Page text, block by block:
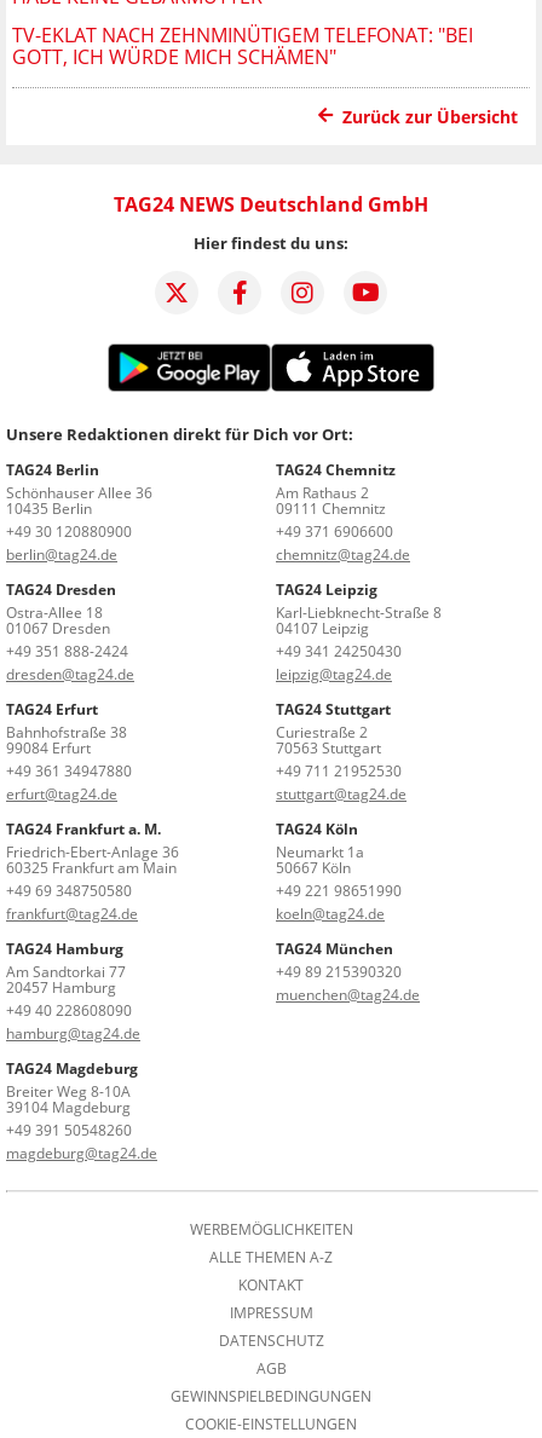
TV-EKLAT NACH ZEHNMINÜTIGEM TELEFONAT: "BEI
GOTT, ICH WÜRDE MICH SCHÄMEN"
Zurück zur Übersicht
TAG24 NEWS Deutschland GmbH
Hier findest du uns:
Unsere Redaktionen direkt für Dich vor Ort:
TAG24 Berlin
Schönhauser Allee 36
10435 Berlin
+49 30 120880900
berlin@tag24.de
TAG24 Chemnitz
Am Rathaus 2
09111 Chemnitz
+49 371 6906600
chemnitz@tag24.de
TAG24 Dresden
Ostra-Allee 18
01067 Dresden
+49 351 888-2424
dresden@tag24.de
TAG24 Leipzig
Karl-Liebknecht-Straße 8
04107 Leipzig
+49 341 24250430
leipzig@tag24.de
TAG24 Erfurt
Bahnhofstraße 38
99084 Erfurt
+49 361 34947880
erfurt@tag24.de
TAG24 Stuttgart
Curiestraße 2
70563 Stuttgart
+49 711 21952530
stuttgart@tag24.de
TAG24 Frankfurt a. M.
Friedrich-Ebert-Anlage 36
60325 Frankfurt am Main
+49 69 348750580
frankfurt@tag24.de
TAG24 Köln
Neumarkt 1a
50667 Köln
+49 221 98651990
koeln@tag24.de
TAG24 Hamburg
Am Sandtorkai 77
20457 Hamburg
+49 40 228608090
hamburg@tag24.de
TAG24 München
+49 89 215390320
muenchen@tag24.de
TAG24 Magdeburg
Breiter Weg 8-10A
39104 Magdeburg
+49 391 50548260
magdeburg@tag24.de
WERBEMÖGLICHKEITEN
ALLE THEMEN A-Z
KONTAKT
IMPRESSUM
DATENSCHUTZ
AGB
GEWINNSPIELBEDINGUNGEN
COOKIE-EINSTELLUNGEN